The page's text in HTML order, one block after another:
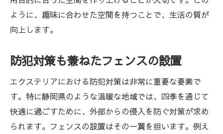
ように、趣味に合わせた空間を持つことで、生活の質が
向上します。
防犯対策も兼ねたフェンスの設置
エクステリアにおける防犯対策は非常に重要な要素で
す。特に静岡県のような温暖な地域では、四季を通じて
快適に過ごすために、外部からの侵入を防ぐ対策が求め
られます。フェンスの設置はその一翼を担います。例え